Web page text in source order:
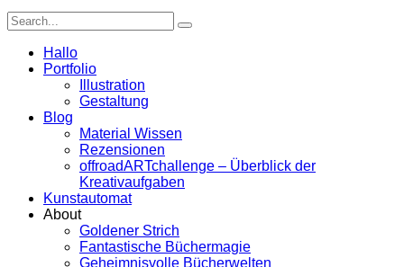
Hallo
Portfolio
Illustration
Gestaltung
Blog
Material Wissen
Rezensionen
offroadARTchallenge – Überblick der
Kreativaufgaben
Kunstautomat
About
Goldener Strich
Fantastische Büchermagie
Geheimnisvolle Bücherwelten